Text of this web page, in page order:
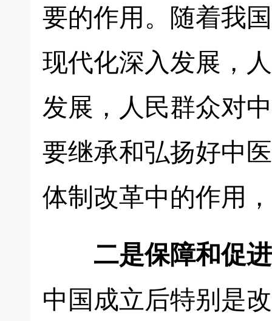
要的作用。随着我
现代化深入发展，
发展，人民群众对
要继承和弘扬好中
体制改革中的作用
二是保障和促
中国成立后特别是